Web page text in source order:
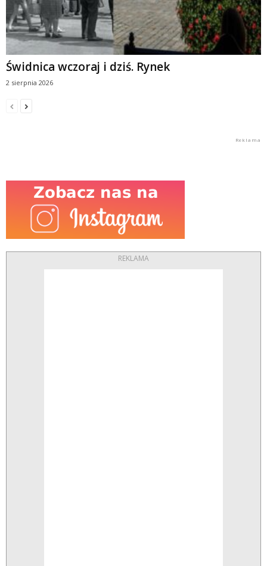
Świdnica wczoraj i dziś. Rynek
2 sierpnia 2026
REKLAMA